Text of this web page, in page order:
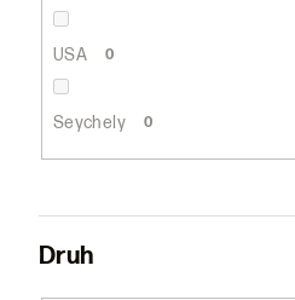
USA 0
Seychely 0
Druh